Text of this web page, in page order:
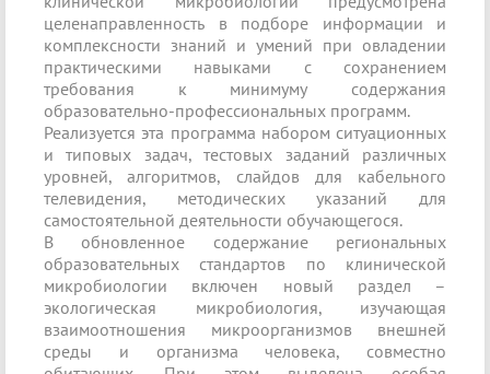
целенаправленность в подборе информации и
комплексности знаний и умений при овладении
практическими навыками с сохранением
требования к минимуму содержания
образовательно-профессиональных программ.
Реализуется эта программа набором ситуационных
и типовых задач, тестовых заданий различных
уровней, алгоритмов, слайдов для кабельного
телевидения, методических указаний для
самостоятельной деятельности обучающегося.
В обновленное содержание региональных
образовательных стандартов по клинической
микробиологии включен новый раздел –
экологическая микробиология, изучающая
взаимоотношения микроорганизмов внешней
среды и организма человека, совместно